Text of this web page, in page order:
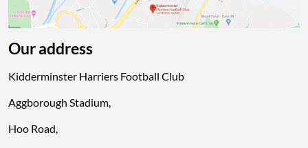
Our address
Kidderminster Harriers Football Club
Aggborough Stadium,
Hoo Road,